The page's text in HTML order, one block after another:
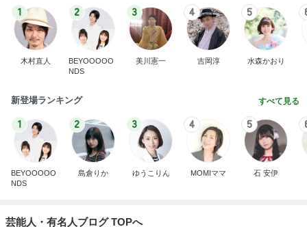
1
木村直人
2
BEYOOOOO
NDS
3
美川憲一
4
吉岡淳
5
水森かおり
新登場ランキング すべて見る
1
BEYOOOOO
NDS
2
島倉りか
3
ゆうこりん
4
MOMIママ
5
石 安伊
芸能人・有名人ブログ TOPへ